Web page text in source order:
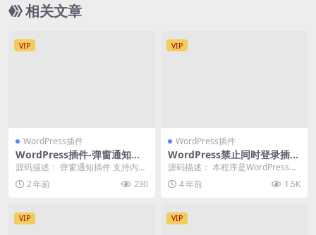
相关文章
VIP
WordPress插件
WordPress插件-弹窗通知插
件 支持内容自定义
源码描述： 弹窗通知插件 支持内容
自定义 源码截图：
2 年前 230
VIP
WordPress插件
WordPress禁止同时登录插件
(账号不同IP登录自动封号的方
法)
源码描述： 本程序是WordPress插
件，插件的功能是防止会员账号共
享，特别是...
4 年前 1.5K
VIP VIP